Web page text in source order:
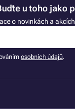
u toho jako
o novinkách a
osobních údajů.